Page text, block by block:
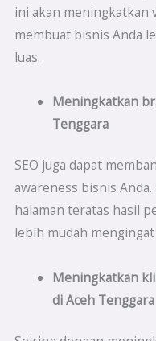
ini akan meningkatkan
membuat bisnis Anda
luas.
Meningkatkan
Tenggara
SEO juga dapat
awareness bisnis
halaman teratas hasil
lebih mudah
Meningkatkan
diAceh Tenggara